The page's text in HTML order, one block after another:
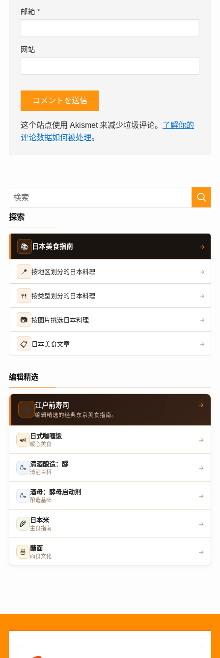
邮箱*
网站
这个站点使用 Akismet 来减少垃圾评论。 了解你的
评论数据如何被处理。
探索
📚 日本美食指南 →
📍 按地区划分的日本料理 →
🍴 按类型划分的日本料理 →
📷 按图片挑选日本料理 →
📋 日本美食文章 →
编辑精选
🍣 江户前寿司
编辑精选的经典东京美食指南。
→
🍛 日式咖喱饭
暖心美食
→
🍶 清酒酿造：醪
清酒百科
→
🍶 酒母：酵母启动剂
酿造基础
→
🌾 日本米
主食指南
→
🍜 蘸面
面食文化
→